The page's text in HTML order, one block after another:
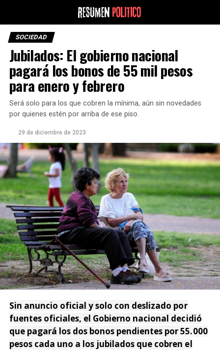
SOCIEDAD
Jubilados: El gobierno nacional
pagará los bonos de 55 mil pesos
para enero y febrero
Será solo para los que cobren la mínima, aún sin novedades
por quienes estén por arriba de ese piso.
29 de diciembre de 2023
Sin anuncio oficial y solo con deslizado por
fuentes oficiales, el Gobierno nacional decidió
que pagará los dos bonos pendientes por 55.000
pesos cada uno a los jubilados que cobren el